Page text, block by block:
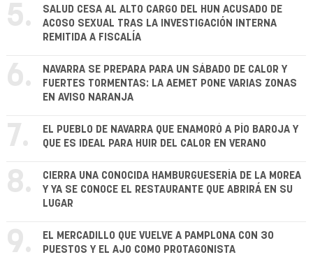
5.
SALUD CESA AL ALTO CARGO DEL HUN ACUSADO DE
ACOSO SEXUAL TRAS LA INVESTIGACIÓN INTERNA
REMITIDA A FISCALÍA
6.
NAVARRA SE PREPARA PARA UN SÁBADO DE CALOR Y
FUERTES TORMENTAS: LA AEMET PONE VARIAS ZONAS
EN AVISO NARANJA
7.
EL PUEBLO DE NAVARRA QUE ENAMORÓ A PÍO BAROJA Y
QUE ES IDEAL PARA HUIR DEL CALOR EN VERANO
8.
CIERRA UNA CONOCIDA HAMBURGUESERÍA DE LA MOREA
Y YA SE CONOCE EL RESTAURANTE QUE ABRIRÁ EN SU
LUGAR
9.
EL MERCADILLO QUE VUELVE A PAMPLONA CON 30
PUESTOS Y EL AJO COMO PROTAGONISTA